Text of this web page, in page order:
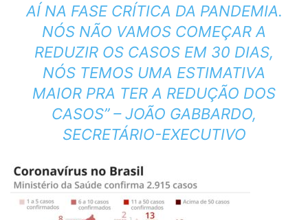
AÍ NA FASE CRÍTICA DA PANDEMIA.
NÓS NÃO VAMOS COMEÇAR A
REDUZIR OS CASOS EM 30 DIAS,
NÓS TEMOS UMA ESTIMATIVA
MAIOR PRA TER A REDUÇÃO DOS
CASOS” – JOÃO GABBARDO,
SECRETÁRIO-EXECUTIVO